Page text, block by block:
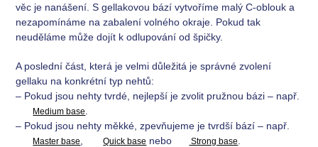
věc je nanášení. S gellakovou bází vytvoříme malý C-oblouk a
nezapomínáme na zabalení volného okraje. Pokud tak
neuděláme může dojít k odlupování od špičky.
A poslední část, která je velmi důležitá je správné zvolení
gellaku na konkrétní typ nehtů:
– Pokud jsou nehty tvrdé, nejlepší je zvolit pružnou bázi – např.
Medium base
– Pokud jsou nehty měkké, zpevňujeme je tvrdší bází – např.
Master base Quick base nebo Strong base